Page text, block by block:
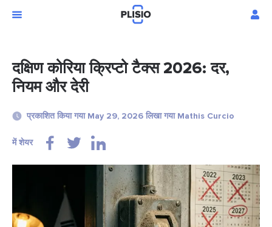
दक्षिण कोरिया क्रिप्टो टैक्स 2026: दर,
नियम और देरी
प्रकाशित किया गया May 29, 2026 लिखा गया Mathis Curcio
में शेयर